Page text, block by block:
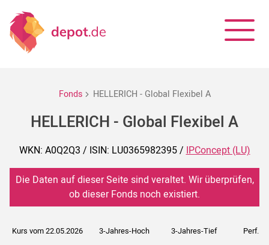
Fonds HELLERICH - Global Flexibel A
HELLERICH - Global Flexibel A
WKN: A0Q2Q3 / ISIN: LU0365982395 /IPConcept (LU)
Die Daten auf dieser Seite sind veraltet. Wir überprüfen,
ob dieser Fonds noch existiert.
Kurs vom 22.05.2026 3-Jahres-Hoch 3-Jahres-Tief Perf. 5J